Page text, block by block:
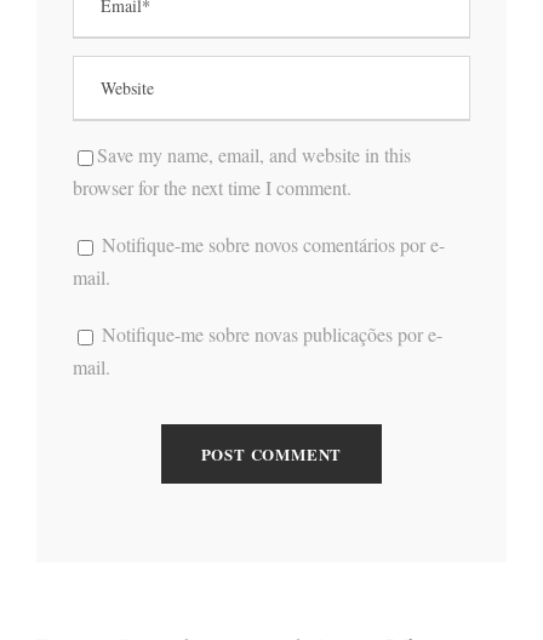
Save my name, email, and website in this
browser for the next time I comment.
Notifique-me sobre novos comentários por e-
mail.
Notifique-me sobre novas publicações por e-
mail.